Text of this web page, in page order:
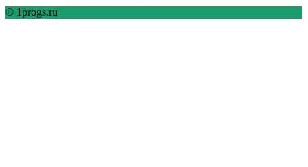
© 1progs.ru